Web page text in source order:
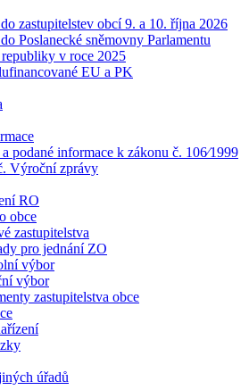
zastupitelstev obcí 9. a 10. října 2026
Poslanecké sněmovny Parlamentu
republiky v roce 2025
EU a PK
podané informace k zákonu č. 106⁄1999
Výroční zprávy
RO
obce
zastupitelstva
pro jednání ZO
výbor
výbor
zastupitelstva obce
úřadů